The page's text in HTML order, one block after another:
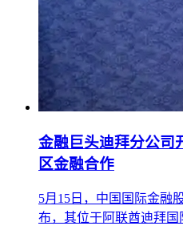
金融巨头迪拜分公司
区金融合作
5月15日，中国国际金融
布，其位于阿联酋迪拜